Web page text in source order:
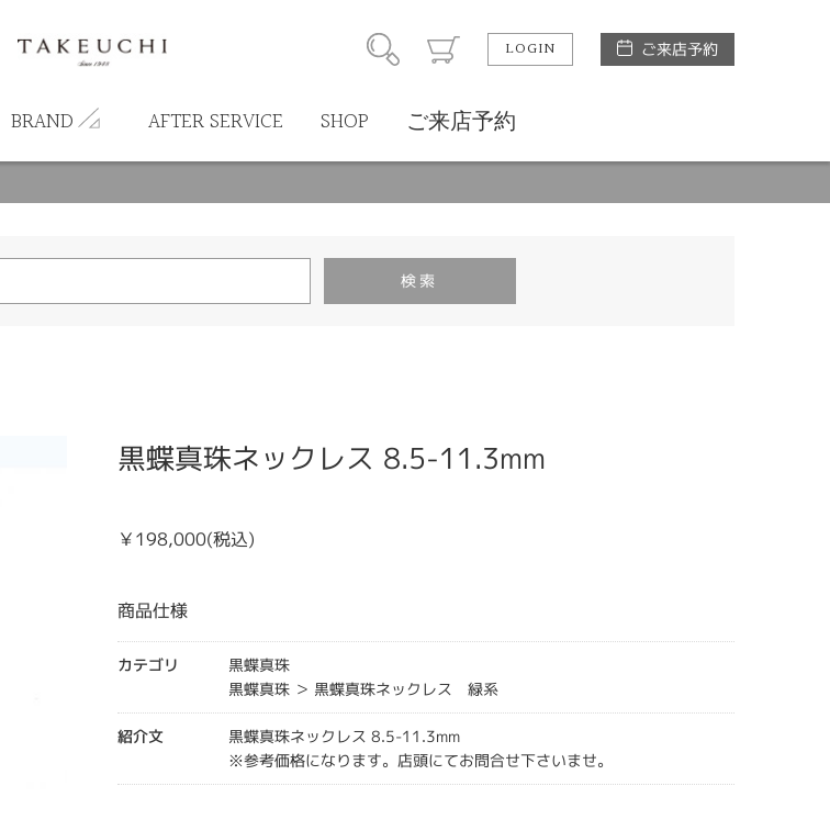
LOGIN ご来店予約
BRAND AFTER SERVICE SHOP ご来店予約
黒蝶真珠ネックレス 8.5-11.3mm
￥198,000(税込)
商品仕様
カテゴリ
黒蝶真珠
黒蝶真珠 ＞ 黒蝶真珠ネックレス 緑系
紹介文
黒蝶真珠ネックレス 8.5-11.3mm
※参考価格になります。店頭にてお問合せ下さいませ。